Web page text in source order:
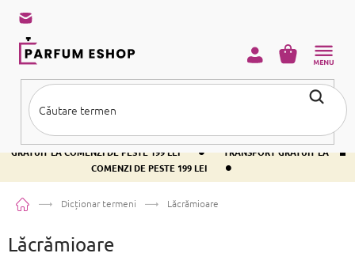
conținut
TRANSPORT GRATUIT LA COMENZI DE PESTE 199 LEI •
TRANSPORT
GRATUIT LA COMENZI DE PESTE 199 LEI
•
TRANSPORT GRATUIT LA
COMENZI DE PESTE 199 LEI
•
COŞ
Acasă Dicționar termeni Lăcrămioare
Lăcrămioare